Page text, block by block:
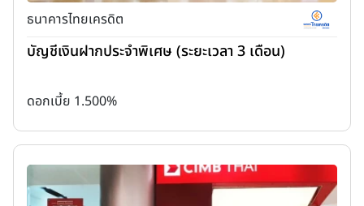
ธนาคารไทยเครดิต
บัญชีเงินฝากประจำพิเศษ (ระยะเวลา 3 เดือน)
ดอกเบี้ย 1.500%